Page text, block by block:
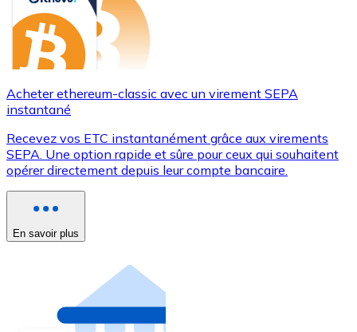
Acheter ethereum-classic avec un virement SEPA
instantané
Recevez vos ETC instantanément grâce aux virements
SEPA. Une option rapide et sûre pour ceux qui souhaitent
opérer directement depuis leur compte bancaire.
En savoir plus